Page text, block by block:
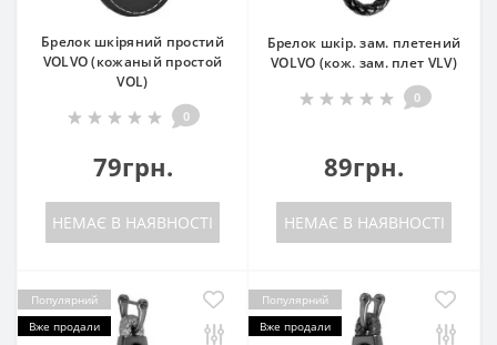
Брелок шкіряний простий
VOLVO (кожаный простой
VOL)
0
79грн.
НЕМАЄ В НАЯВНОСТІ
Брелок шкір. зам. плетений
VOLVO (кож. зам. плет VLV)
0
89грн.
НЕМАЄ В НАЯВНОСТІ
Популярний
Вже продали
Популярний
Вже продали